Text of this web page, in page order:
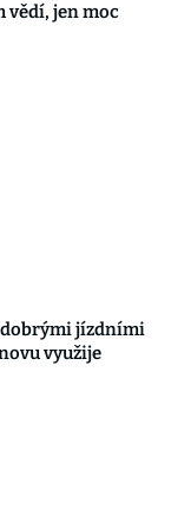
vědí, jen moc
dobrými jízdními
využije